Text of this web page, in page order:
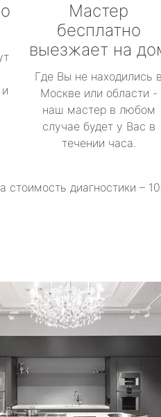
Мастер
бесплатно
выезжает на
Где Вы не находились в
Москве или области -
наш мастер в любом
случае будет у Вас в
течении часа.
стоимость диагностики –